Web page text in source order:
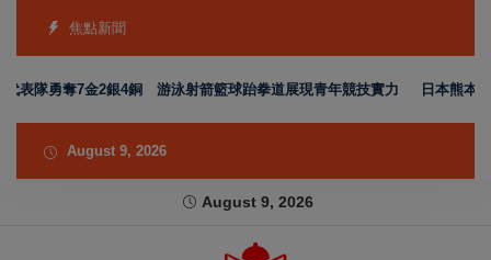
焦點新聞
表隊勇奪7金2銀4銅 游泳射箭籃球跆拳道展現青年競技實力 日本熊本強
August 9, 2026
August 9, 2026